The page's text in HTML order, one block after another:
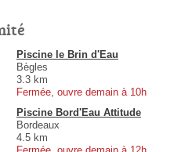
Piscine le Brin d'Eau
Bègles
3.3 km
Fermée, ouvre demain à 10h
Piscine Bord'Eau Attitude
Bordeaux
4.5 km